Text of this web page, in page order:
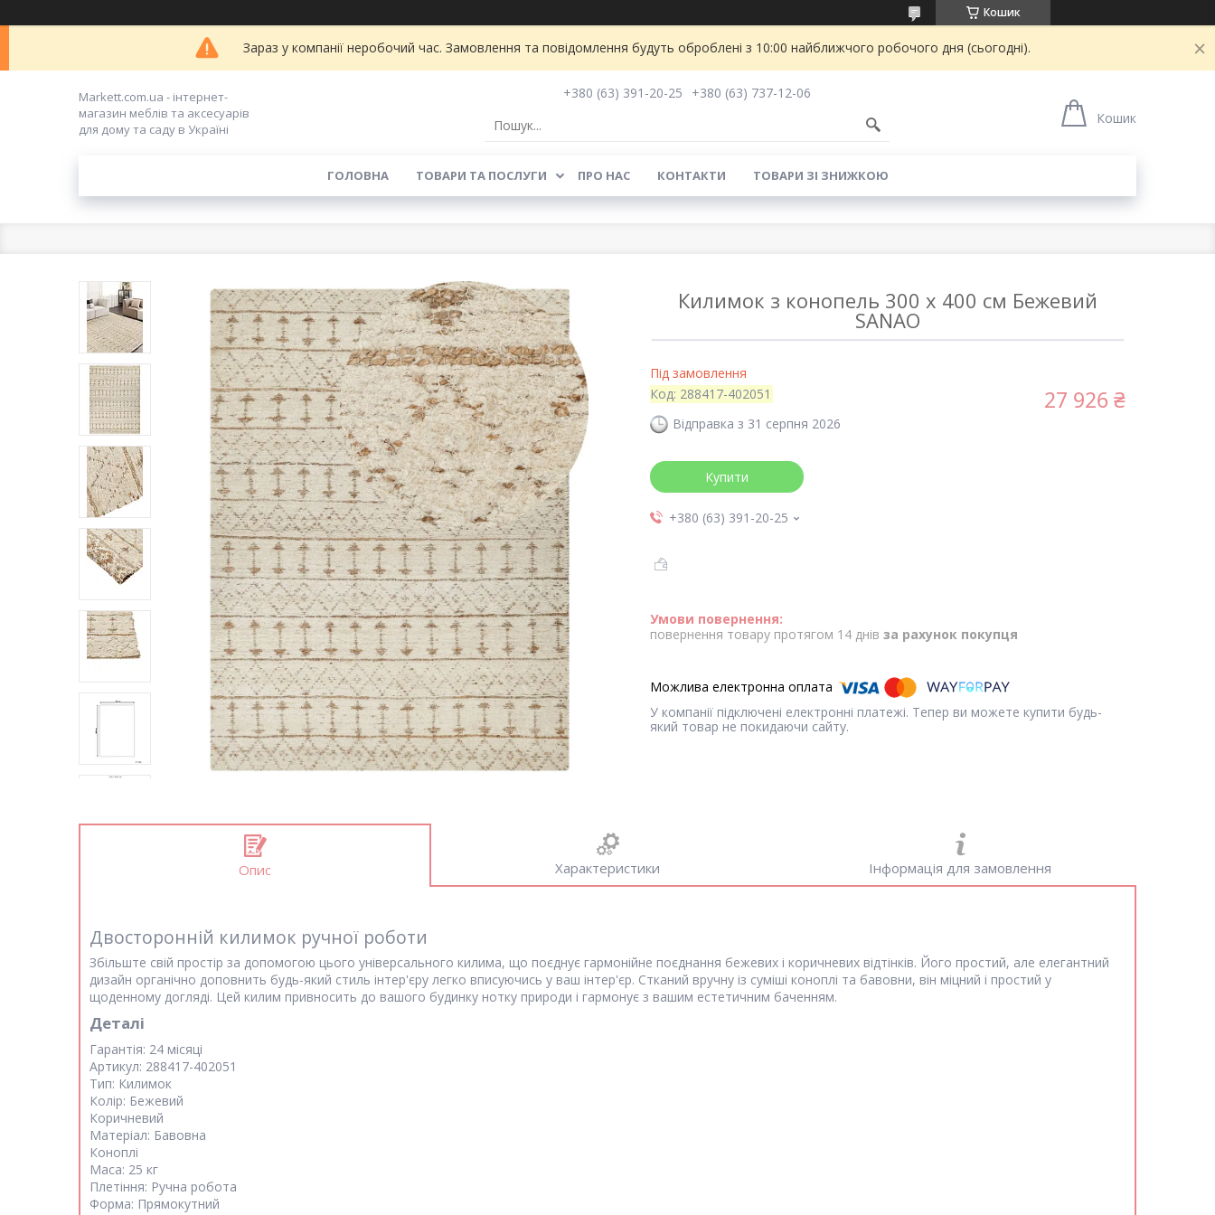
Кошик
Зараз у компанії неробочий час. Замовлення та повідомлення будуть оброблені з 10:00 найближчого робочого дня (сьогодні).
Markett.com.ua - інтернет-
магазин меблів та аксесуарів
для дому та саду в Україні
+380 (63) 391-20-25
+380 (63) 737-12-06
Кошик
ГОЛОВНА ТОВАРИ ТА ПОСЛУГИ ПРО НАС КОНТАКТИ ТОВАРИ ЗІ ЗНИЖКОЮ
Килимок з конопель 300 x 400 см Бежевий
SANAO
Під замовлення
Код: 288417-402051
Відправка з 31 серпня 2026
27 926 ₴
Купити
+380 (63) 391-20-25
повернення товару протягом 14 днів за рахунок покупця
У компанії підключені електронні платежі. Тепер ви можете купити будь-
який товар не покидаючи сайту.
Опис Характеристики Інформація для замовлення
Двосторонній килимок ручної роботи
Збільште свій простір за допомогою цього універсального килима, що поєднує гармонійне поєднання бежевих і коричневих відтінків. Його простий, але елегантний
дизайн органічно доповнить будь-який стиль інтер'єру легко вписуючись у ваш інтер'єр. Стканий вручну із суміші коноплі та бавовни, він міцний і простий у
щоденному догляді. Цей килим привносить до вашого будинку нотку природи і гармонує з вашим естетичним баченням.
Деталі
Гарантія: 24 місяці
Артикул: 288417-402051
Тип: Килимок
Колір: Бежевий
Коричневий
Матеріал: Бавовна
Коноплі
Маса: 25 кг
Плетіння: Ручна робота
Форма: Прямокутний